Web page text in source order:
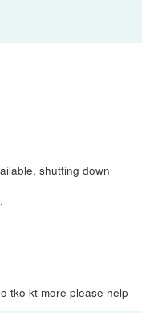
shutting down
tko kt more please help